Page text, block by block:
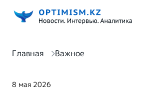
Главная Важное
8 мая 2026